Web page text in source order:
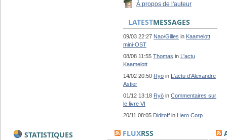
À propos de l'auteur
LATESTMESSAGES
09/03 22:27 Nao/Gilles in Kaamelott
mini-OST
08/08 11:55 Thomas in L'actu
Kaamelott
14/02 20:50 Ryō in L'actu d'Alexandre
Astier
01/12 13:18 Ryō in Commentaires sur
le livre VI
20/11 08:05 Diditoff in Hero Corp
STATISTIQUES FLUXRSS